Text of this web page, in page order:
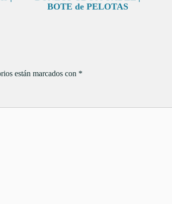
BOTE de PELOTAS
están marcados con *